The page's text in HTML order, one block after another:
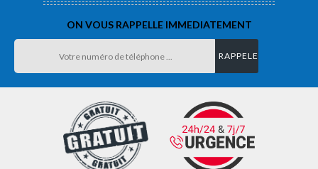
ON VOUS RAPPELLE IMMEDIATEMENT